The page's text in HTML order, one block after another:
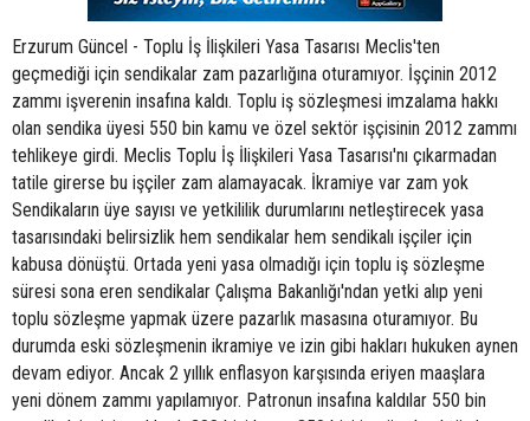
Erzurum Güncel - Toplu İş İlişkileri Yasa Tasarısı Meclis'ten
geçmediği için sendikalar zam pazarlığına oturamıyor. İşçinin 2012
zammı işverenin insafına kaldı. Toplu iş sözleşmesi imzalama hakkı
olan sendika üyesi 550 bin kamu ve özel sektör işçisinin 2012 zammı
tehlikeye girdi. Meclis Toplu İş İlişkileri Yasa Tasarısı'nı çıkarmadan
tatile girerse bu işçiler zam alamayacak. İkramiye var zam yok
Sendikaların üye sayısı ve yetkililik durumlarını netleştirecek yasa
tasarısındaki belirsizlik hem sendikalar hem sendikalı işçiler için
kabusa dönüştü. Ortada yeni yasa olmadığı için toplu iş sözleşme
süresi sona eren sendikalar Çalışma Bakanlığı'ndan yetki alıp yeni
toplu sözleşme yapmak üzere pazarlık masasına oturamıyor. Bu
durumda eski sözleşmenin ikramiye ve izin gibi hakları hukuken aynen
devam ediyor. Ancak 2 yıllık enflasyon karşısında eriyen maaşlara
yeni dönem zammı yapılamıyor. Patronun insafına kaldılar 550 bin